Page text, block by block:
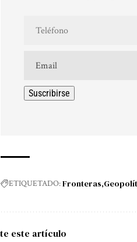
ETIQUETADO:Fronteras
este artículo